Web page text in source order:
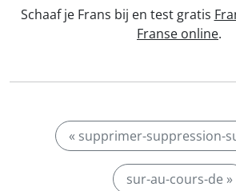
Schaaf je Frans bij en test gratis
Franse online.
« supprimer-suppression-
sur-au-cours-de »